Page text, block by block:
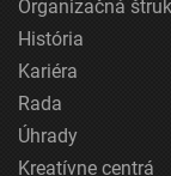
Organizačná
História
Kariéra
Rada
Úhrady
Kreatívne centrá